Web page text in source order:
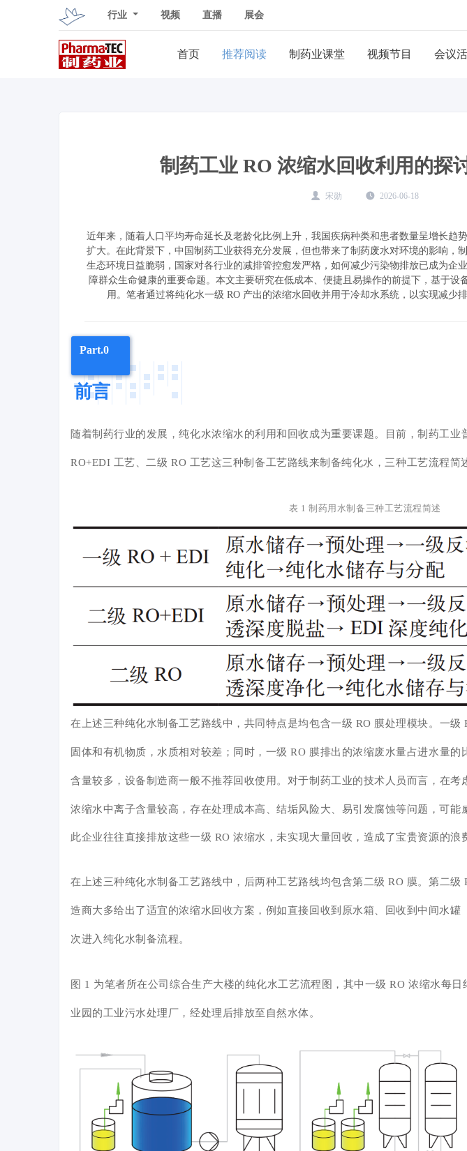
行业 视频 直播 展会
首页 推荐阅读 制药业课堂 视频节目 会议
制药工业 RO 浓缩水回收利用的探
宋勋 2026-06-18
近年来，随着人口平均寿命延长及老龄化比例上升，我国疾病种类和患者数量呈增长趋
扩大。在此背景下，中国制药工业获得充分发展，但也带来了制药废水对环境的影响，
生态环境日益脆弱，国家对各行业的减排管控愈发严格，如何减少污染物排放已成为企
障群众生命健康的重要命题。本文主要研究在低成本、便捷且易操作的前提下，基于设
用。笔者通过将纯化水一级 RO 产出的浓缩水回收并用于冷却水系统，以实现减少
Part.0
前言
随着制药行业的发展，纯化水浓缩水的利用和回收成为重要课题。目前，制药工业
RO+EDI 工艺、二级 RO 工艺这三种制备工艺路线来制备纯化水，三种工艺流程简
表 1 制药用水制备三种工艺流程简述
在上述三种纯化水制备工艺路线中，共同特点是均包含一级 RO 膜处理模块。一级
固体和有机物质，水质相对较差；同时，一级 RO 膜排出的浓缩废水量占进水量
含量较多，设备制造商一般不推荐回收使用。对于制药工业的技术人员而言，在考
浓缩水中离子含量较高，存在处理成本高、结垢风险大、易引发腐蚀等问题，可能
此企业往往直接排放这些一级 RO 浓缩水，未实现大量回收，造成了宝贵资源的浪
在上述三种纯化水制备工艺路线中，后两种工艺路线均包含第二级 RO 膜。第二级
造商大多给出了适宜的浓缩水回收方案，例如直接回收到原水箱、回收到中间水罐
次进入纯化水制备流程。
图 1 为笔者所在公司综合生产大楼的纯化水工艺流程图，其中一级 RO 浓缩水每
业园的工业污水处理厂，经处理后排放至自然水体。